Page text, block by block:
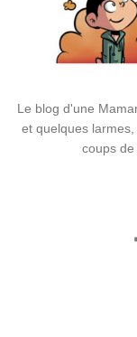
Le blog d'une
et quelques
coups